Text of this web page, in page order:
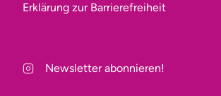
Erklärung zur Barrierefreiheit
Newsletter abonnieren!